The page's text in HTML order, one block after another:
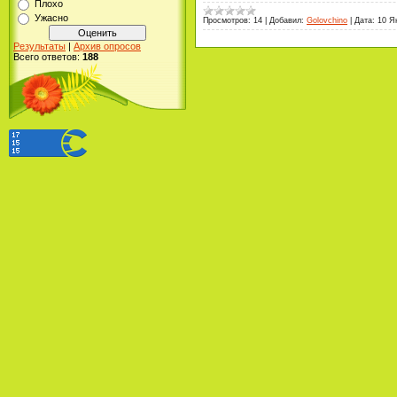
Плохо
Ужасно
Результаты | Архив опросов
Всего ответов: 188
Просмотров: 14 Добавил: Golovchino Дата: 10